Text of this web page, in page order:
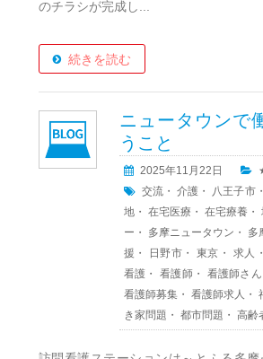
のチラシが完成し...
続きを読む
ニュータウンで
うこと
2025年11月22日
交流・ 介護 ・ 八王子市・
地・ 在宅医療 ・ 在宅療養 ・
ー ・ 多摩ニュータウン ・ 多
援 ・ 日野市 ・東京 ・ 求人
看護 ・ 看護師・ 看護師さ
看護師募集・ 看護師求人 ・
き家問題 ・ 都市問題 ・ 高齢